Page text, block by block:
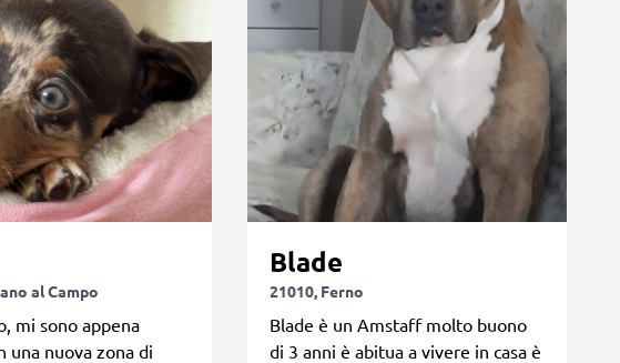
al Campo
mi sono appena
una nuova zona di
Blade
21010, Ferno
Blade è un Amstaff molto buono
di 3 anni è abitua a vivere in casa è